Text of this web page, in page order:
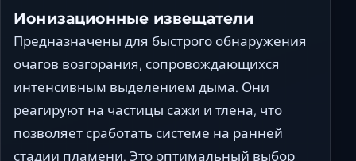
Ионизационные извещатели
Предназначены для быстрого обнаружения
очагов возгорания, сопровождающихся
интенсивным выделением дыма. Они
реагируют на частицы сажи и тлена, что
позволяет сработать системе на ранней
стадии пламени. Это оптимальный выбор